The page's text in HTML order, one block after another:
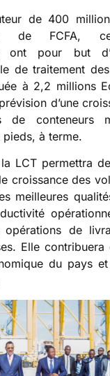
de 400
de FCFA,
ont pour but
de traitement
à 2,2 millions
d’une
conteneurs
à terme.
la LCT permettra
croissance des
meilleures
de
Elle
du pays et